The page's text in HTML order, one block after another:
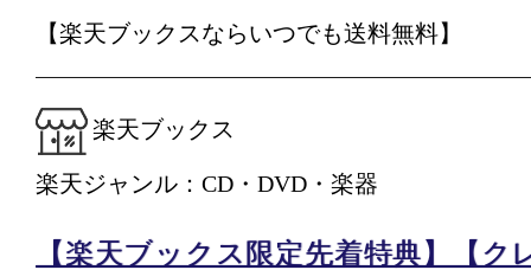
【楽天ブックスならいつでも送料無料】
楽天ブックス
楽天ジャンル：CD・DVD・楽器
【楽天ブックス限定先着特典】【ク